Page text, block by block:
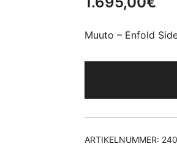
Muuto – Enfold
ARTIKELNUMMER: